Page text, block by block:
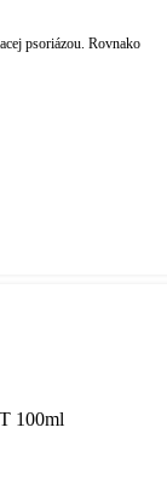
psoriázou. Rovnako